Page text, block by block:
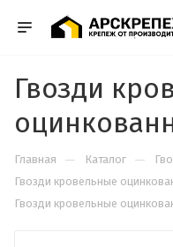
Гвозди
Главная — Каталог —
Гвозди кровельные
Гвозди кровельные